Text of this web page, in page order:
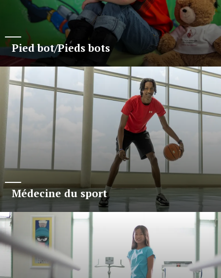
Pied bot/Pieds bots
Médecine du sport